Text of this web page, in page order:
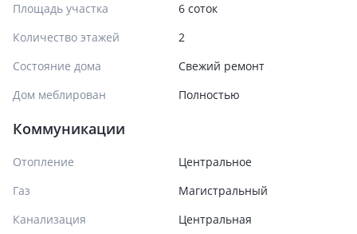
Площадь участка
6 соток
Количество этажей
2
Состояние дома
Свежий ремонт
Дом меблирован
Полностью
Коммуникации
Отопление
Центральное
Газ
Магистральный
Канализация
Центральная